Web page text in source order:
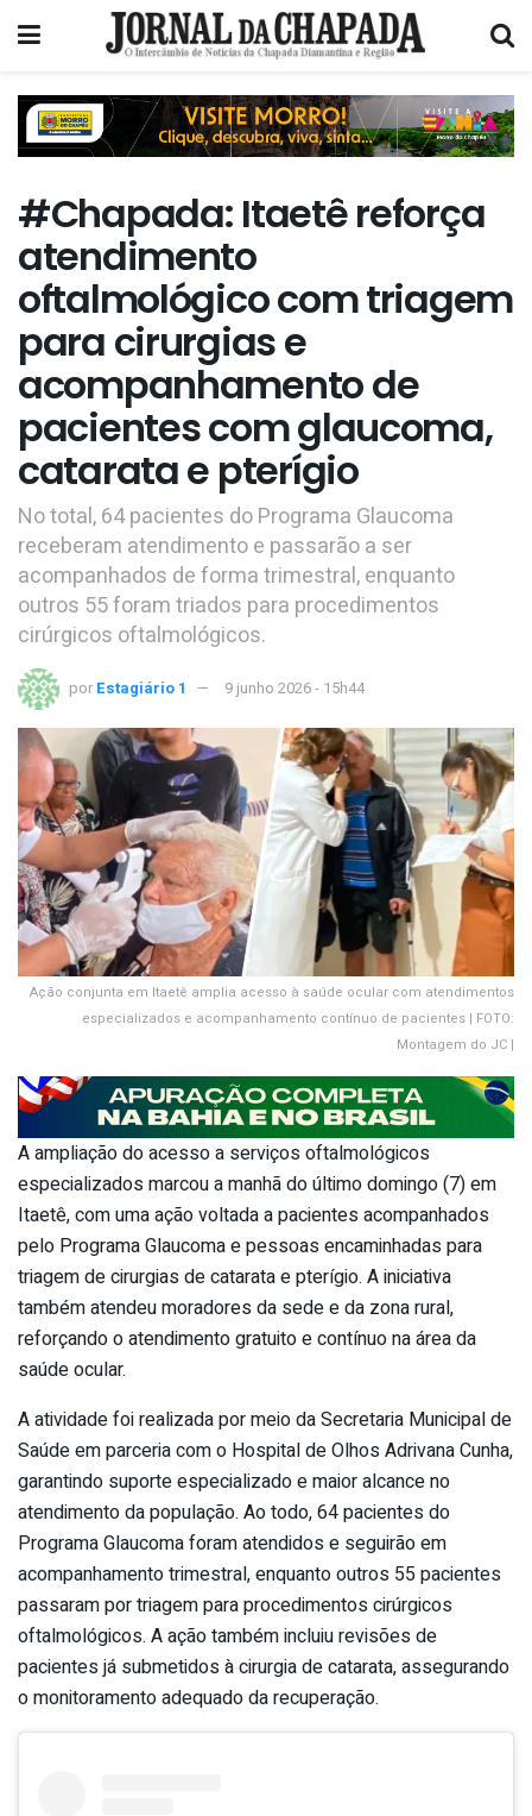
#Chapada: Itaetê reforça
atendimento
oftalmológico com triagem
para cirurgias e
acompanhamento de
pacientes com glaucoma,
catarata e pterígio
No total, 64 pacientes do Programa Glaucoma
receberam atendimento e passarão a ser
acompanhados de forma trimestral, enquanto
outros 55 foram triados para procedimentos
cirúrgicos oftalmológicos.
por Estagiário 1 9 junho 2026 - 15h44
Ação conjunta em Itaetê amplia acesso à saúde ocular com atendimentos
especializados e acompanhamento contínuo de pacientes | FOTO:
Montagem do JC |
A ampliação do acesso a serviços oftalmológicos
especializados marcou a manhã do último domingo (7) em
Itaetê, com uma ação voltada a pacientes acompanhados
pelo Programa Glaucoma e pessoas encaminhadas para
triagem de cirurgias de catarata e pterígio. A iniciativa
também atendeu moradores da sede e da zona rural,
reforçando o atendimento gratuito e contínuo na área da
saúde ocular.
A atividade foi realizada por meio da Secretaria Municipal de
Saúde em parceria com o Hospital de Olhos Adrivana Cunha,
garantindo suporte especializado e maior alcance no
atendimento da população. Ao todo, 64 pacientes do
Programa Glaucoma foram atendidos e seguirão em
acompanhamento trimestral, enquanto outros 55 pacientes
passaram por triagem para procedimentos cirúrgicos
oftalmológicos. A ação também incluiu revisões de
pacientes já submetidos à cirurgia de catarata, assegurando
o monitoramento adequado da recuperação.